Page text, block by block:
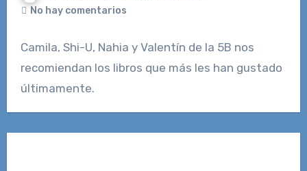
No hay comentarios
Camila, Shi-U, Nahia y Valentín de la 5B nos
recomiendan los libros que más les han gustado
últimamente.